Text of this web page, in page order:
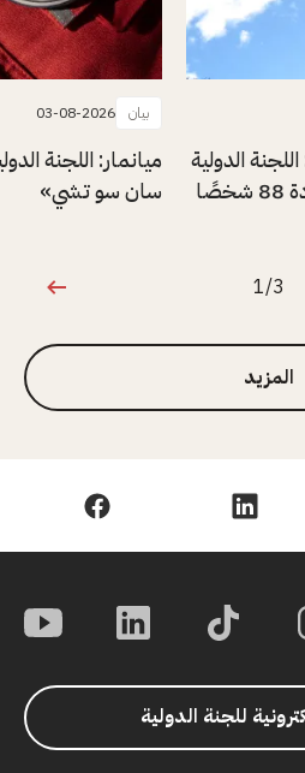
الدولية
للصليب الأحمر تسهل عودة 88 شخصًا
بيان 03-08-2026
ميانمار: اللجنة
سان سو تشي»
1 من 3
1/3
المزيد
للجنة الدولية